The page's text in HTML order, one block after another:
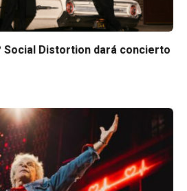
Social Distortion dará concierto